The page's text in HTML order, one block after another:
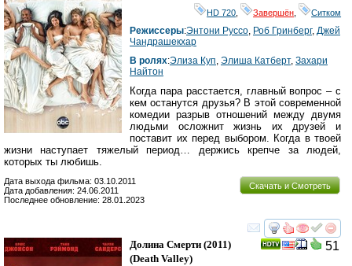
HD 720, Завершён, Ситком
Режиссеры:Энтони Руссо, Роб Гринберг, Джей
Чандрашекхар
В ролях:Элиза Куп, Элиша Катберт, Захари
Найтон
Когда пара расстается, главный вопрос – с
кем останутся друзья? В этой современной
комедии разрыв отношений между двумя
людьми осложнит жизнь их друзей и
поставит их перед выбором. Когда в твоей
жизни наступает тяжелый период… держись крепче за людей,
которых ты любишь.
Скачать и Смотреть
Дата выхода фильма: 03.10.2011
Дата добавления: 24.06.2011
Последнее обновление: 28.01.2023
смотреть
51
Долина Смерти (2011)
(Death Valley)